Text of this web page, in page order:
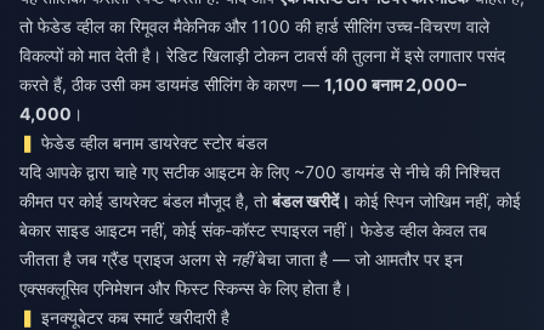
तो फेडेड व्हील का रिमूवल मैकेनिक और 1100 की हार्ड सीलिंग उच्च-विचरण वाले
विकल्पों को मात देती है। रेडिट खिलाड़ी टोकन टावर्स की तुलना में इसे लगातार पसंद
करते हैं, ठीक उसी कम डायमंड सीलिंग के कारण — 1,100 बनाम 2,000–
4,000 ।
फेडेड व्हील बनाम डायरेक्ट स्टोर बंडल
यदि आपके द्वारा चाहे गए सटीक आइटम के लिए ~700 डायमंड से नीचे की निश्चित
कीमत पर कोई डायरेक्ट बंडल मौजूद है, तोबंडल खरीदें। कोई स्पिन जोखिम नहीं, कोई
बेकार साइड आइटम नहीं, कोई संक-कॉस्ट स्पाइरल नहीं। फेडेड व्हील केवल तब
जीतता है जब ग्रैंड प्राइज अलग से नहींबेचा जाता है — जो आमतौर पर इन
एक्सक्लूसिव एनिमेशन और फिस्ट स्किन्स के लिए होता है।
इनक्यूबेटर कब स्मार्ट खरीदारी है